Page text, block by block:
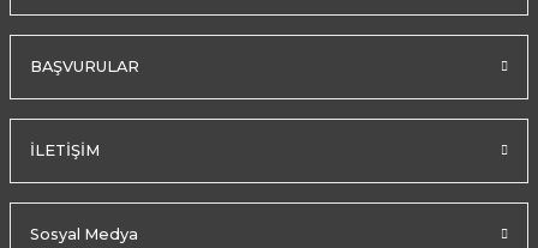
BAŞVURULAR
İLETİŞİM
Sosyal Medya